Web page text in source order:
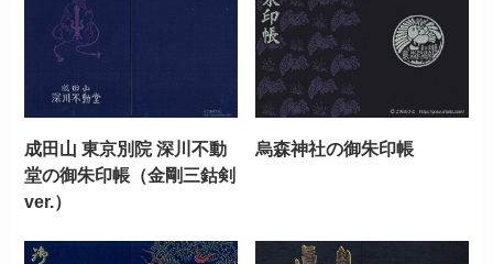
成田山 東京別院 深川不動
堂の御朱印帳（金剛三鈷剣
ver.）
烏森神社の御朱印帳